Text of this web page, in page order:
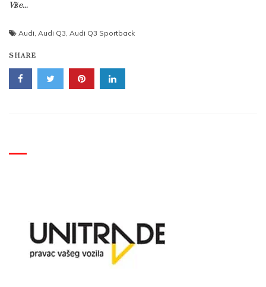
Više...
Audi, Audi Q3, Audi Q3 Sportback
SHARE